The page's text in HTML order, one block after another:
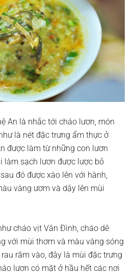
An là nhắc tới cháo lươn, món
là nét đặc trưng ẩm thực ở
được làm từ những con lươn
làm sạch lươn được lược bỏ
đó được xào lên với hành,
vàng ươm và dậy lên mùi
cháo vịt Vân Đình, cháo dê
với mùi thơm và màu vàng sóng
răm vào, đây là mùi đặc trưng
lươn có mặt ở hầu hết các nơi